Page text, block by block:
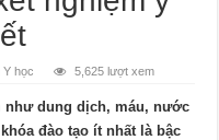
Y học 5,625 lượt xem
như dung dịch, máu, nước
đào tạo ít nhất là bậc